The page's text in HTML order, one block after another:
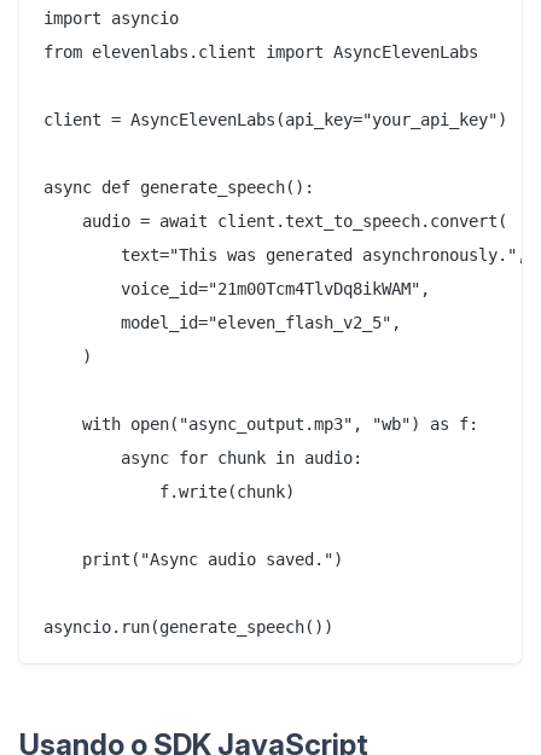
import asyncio
from elevenlabs.client import AsyncElevenLabs
client = AsyncElevenLabs(api_key="your_api_key")
async def generate_speech():
    audio = await client.text_to_speech.convert(
        text="This was generated asynchronously.",
        voice_id="21m00Tcm4TlvDq8ikWAM",
        model_id="eleven_flash_v2_5",
    )
    with open("async_output.mp3", "wb") as f:
        async for chunk in audio:
            f.write(chunk)
    print("Async audio saved.")
Usando o SDK JavaScript